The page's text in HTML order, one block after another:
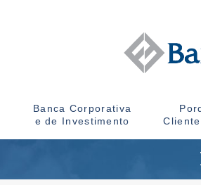
Banca Corporativa
e de Investimento